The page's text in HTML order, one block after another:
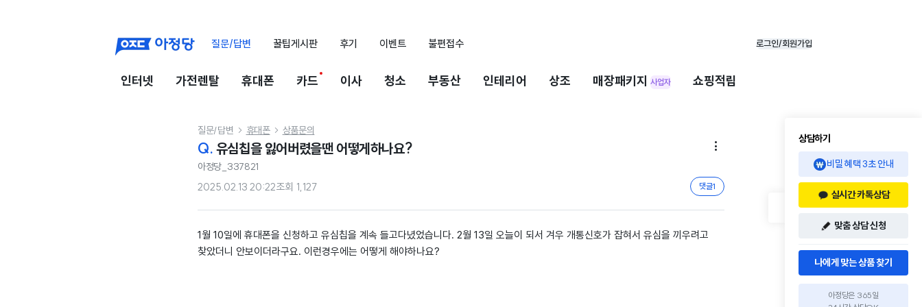
질문/답변 꿀팁게시판 후기 이벤트 불편접수 로그인/회원가입
인터넷 가전렌탈 휴대폰 카드 이사 청소 부동산 인테리어 상조 매장패키지 사업자 쇼핑적립
질문/답변  휴대폰  상품문의
Q. 유심칩을 잃어버렸을땐 어떻게하나요? 
아정당_337821
2025.02.13 20:22조회 1,127 댓글1
1월 10일에 휴대폰을 신청하고 유심칩을 계속 들고다녔었습니다. 2월 13일 오늘이 되서 겨우 개통신호가 잡혀서 유심을 끼우려고
찾았더니 안보이더라구요. 이런경우에는 어떻게 해야하나요?
상담하기
비밀 혜택 3초 안내
실시간 카톡상담
맞춤 상담 신청
나에게 맞는 상품 찾기
아정당은 365일